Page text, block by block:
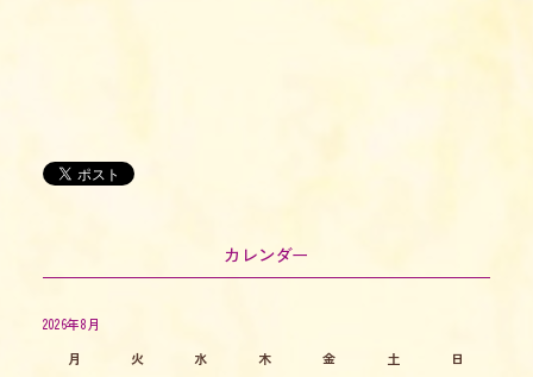
カレンダー
2026年8月
月
火 水 木 金 土
日